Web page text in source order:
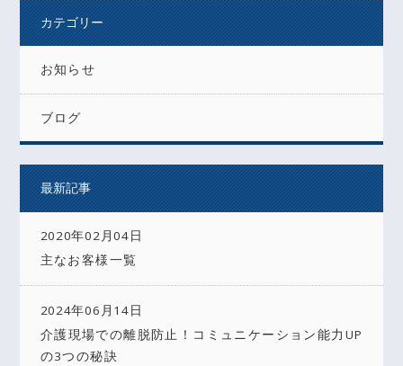
カテゴリー
お知らせ
ブログ
最新記事
2020年02月04日
主なお客様一覧
2024年06月14日
介護現場での離脱防止！コミュニケーション能力UP
の3つの秘訣